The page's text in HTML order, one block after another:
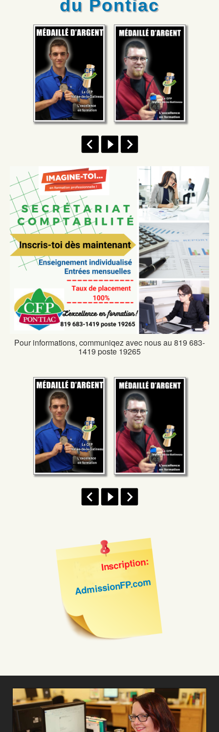
du Pontiac
Pour informations, communiqez avec nous au 819 683-
1419 poste 19265
Inscription:
AdmissionFP.com